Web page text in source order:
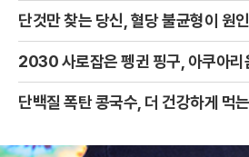
단것만 찾는 당신, 혈당 불균형이 원
2030 사로잡은 펭귄 핑구, 아쿠아리
단백질 폭탄 콩국수, 더 건강하게 먹